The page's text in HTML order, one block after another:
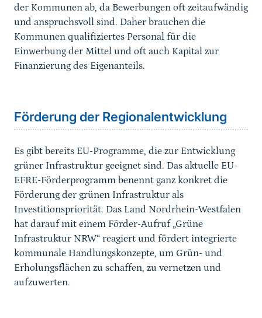
der Kommunen ab, da Bewerbungen oft zeitaufwändig
und anspruchsvoll sind. Daher brauchen die
Kommunen qualifiziertes Personal für die
Einwerbung der Mittel und oft auch Kapital zur
Finan­zierung des Eigenanteils.
Förderung der Regionalentwicklung
Es gibt bereits EU-Programme, die zur Entwicklung
grüner Infrastruktur geeignet sind. Das aktuelle EU-
EFRE-För­derprogramm benennt ganz konkret die
Förderung der grünen Infrastruktur als
Investitionspriorität. Das Land Nordrhein-Westfalen
hat darauf mit einem Förder-Aufruf „Grüne
Infrastruktur NRW“ reagiert und fördert integrierte
kommunale Handlungskonzepte, um Grün- und
Erholungs­flächen zu schaffen, zu vernetzen und
aufzuwerten.